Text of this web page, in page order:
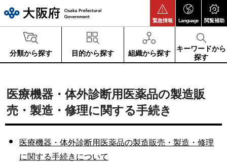
緊急情報 Language 閲覧補助
分類から探す 目的から探す 組織から探す
キーワードから
探す
医療機器・体外診断用医薬品の製造販
売・製造・修理に関する手続き
医療機器・体外診断用医薬品の製造販売・製造・修理
に関する手続きについて